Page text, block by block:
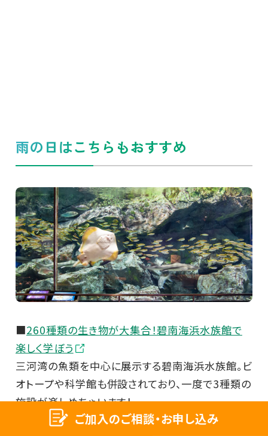
雨の日はこちらもおすすめ
■260種類の生き物が大集合！碧南海浜水族館で
楽しく学ぼう
三河湾の魚類を中心に展示する碧南海浜水族館。ビ
オトープや科学館も併設されており、一度で3種類の
施設が楽しめちゃいます！
発電の仕組みをゲームで学べるへきなんたんトピ
ご加入のご相談・お申し込み